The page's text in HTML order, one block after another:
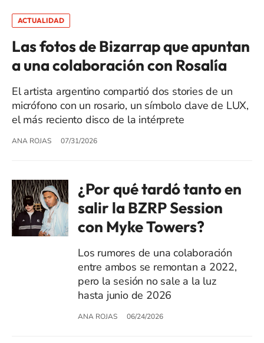
ACTUALIDAD
Las fotos de Bizarrap que apuntan
a una colaboración con Rosalía
El artista argentino compartió dos stories de un
micrófono con un rosario, un símbolo clave de LUX,
el más reciento disco de la intérprete
ANA ROJAS 07/31/2026
¿Por qué tardó tanto en
salir la BZRP Session
con Myke Towers?
Los rumores de una colaboración
entre ambos se remontan a 2022,
pero la sesión no sale a la luz
hasta junio de 2026
ANA ROJAS 06/24/2026